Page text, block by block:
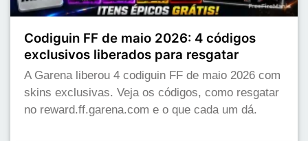
Codiguin FF de maio 2026: 4 códigos
exclusivos liberados para resgatar
A Garena liberou 4 codiguin FF de maio 2026 com
skins exclusivas. Veja os códigos, como resgatar
no reward.ff.garena.com e o que cada um dá.